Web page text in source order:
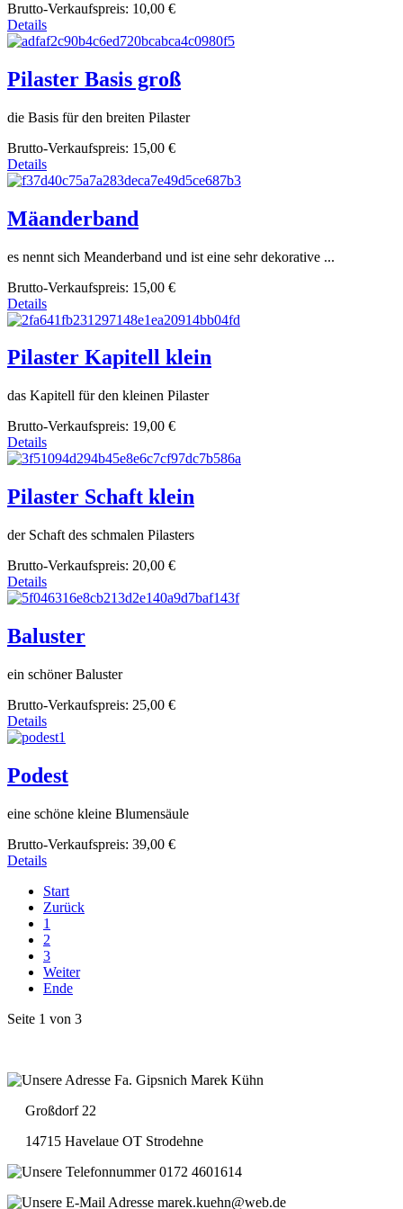
Brutto-Verkaufspreis: 10,00 €
Details
Pilaster Basis groß
die Basis für den breiten Pilaster
Brutto-Verkaufspreis: 15,00 €
Details
Mäanderband
es nennt sich Meanderband und ist eine sehr dekorative ...
Brutto-Verkaufspreis: 15,00 €
Details
Pilaster Kapitell klein
das Kapitell für den kleinen Pilaster
Brutto-Verkaufspreis: 19,00 €
Details
Pilaster Schaft klein
der Schaft des schmalen Pilasters
Brutto-Verkaufspreis: 20,00 €
Details
Baluster
ein schöner Baluster
Brutto-Verkaufspreis: 25,00 €
Details
Podest
eine schöne kleine Blumensäule
Brutto-Verkaufspreis: 39,00 €
Details
Start
Zurück
1
2
3
Weiter
Ende
Seite 1 von 3
Fa. Gipsnich Marek Kühn
Großdorf 22
14715 Havelaue OT Strodehne
0172 4601614
marek.kuehn@web.de